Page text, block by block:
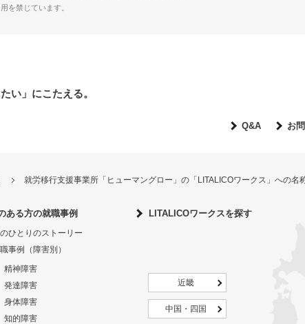
を禁じています。
い」にこたえる。
Q&A お
就労移行支援事業所「ヒューマングロー」の「LITALICOワークス」への名
ある方の就職事例
ひとりのストーリー
事例（障害別）
精神障害
発達障害
身体障害
知的障害
LITALICOワークスを探す
近畿
中国・四国